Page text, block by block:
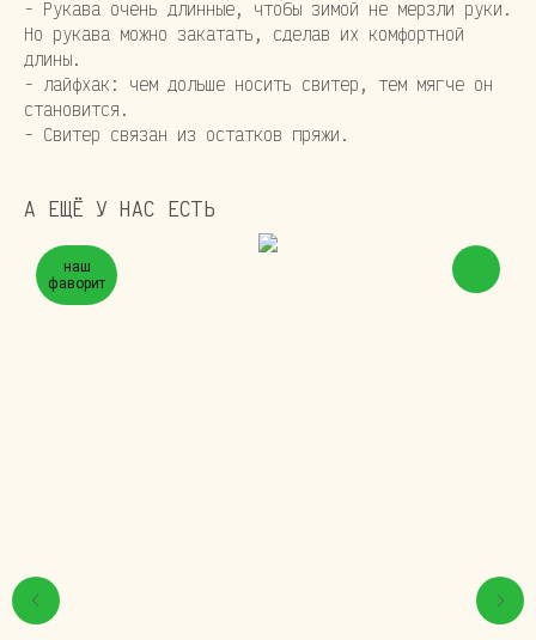
- Рукава очень длинные, чтобы зимой не мерзли руки.
Но рукава можно закатать, сделав их комфортной
длины.
- лайфхак: чем дольше носить свитер, тем мягче он
становится.
- Свитер связан из остатков пряжи.
А ЕЩЁ У НАС ЕСТЬ
наш
фаворит
ИНН 780267205312
ОГРНИП 321784700316831